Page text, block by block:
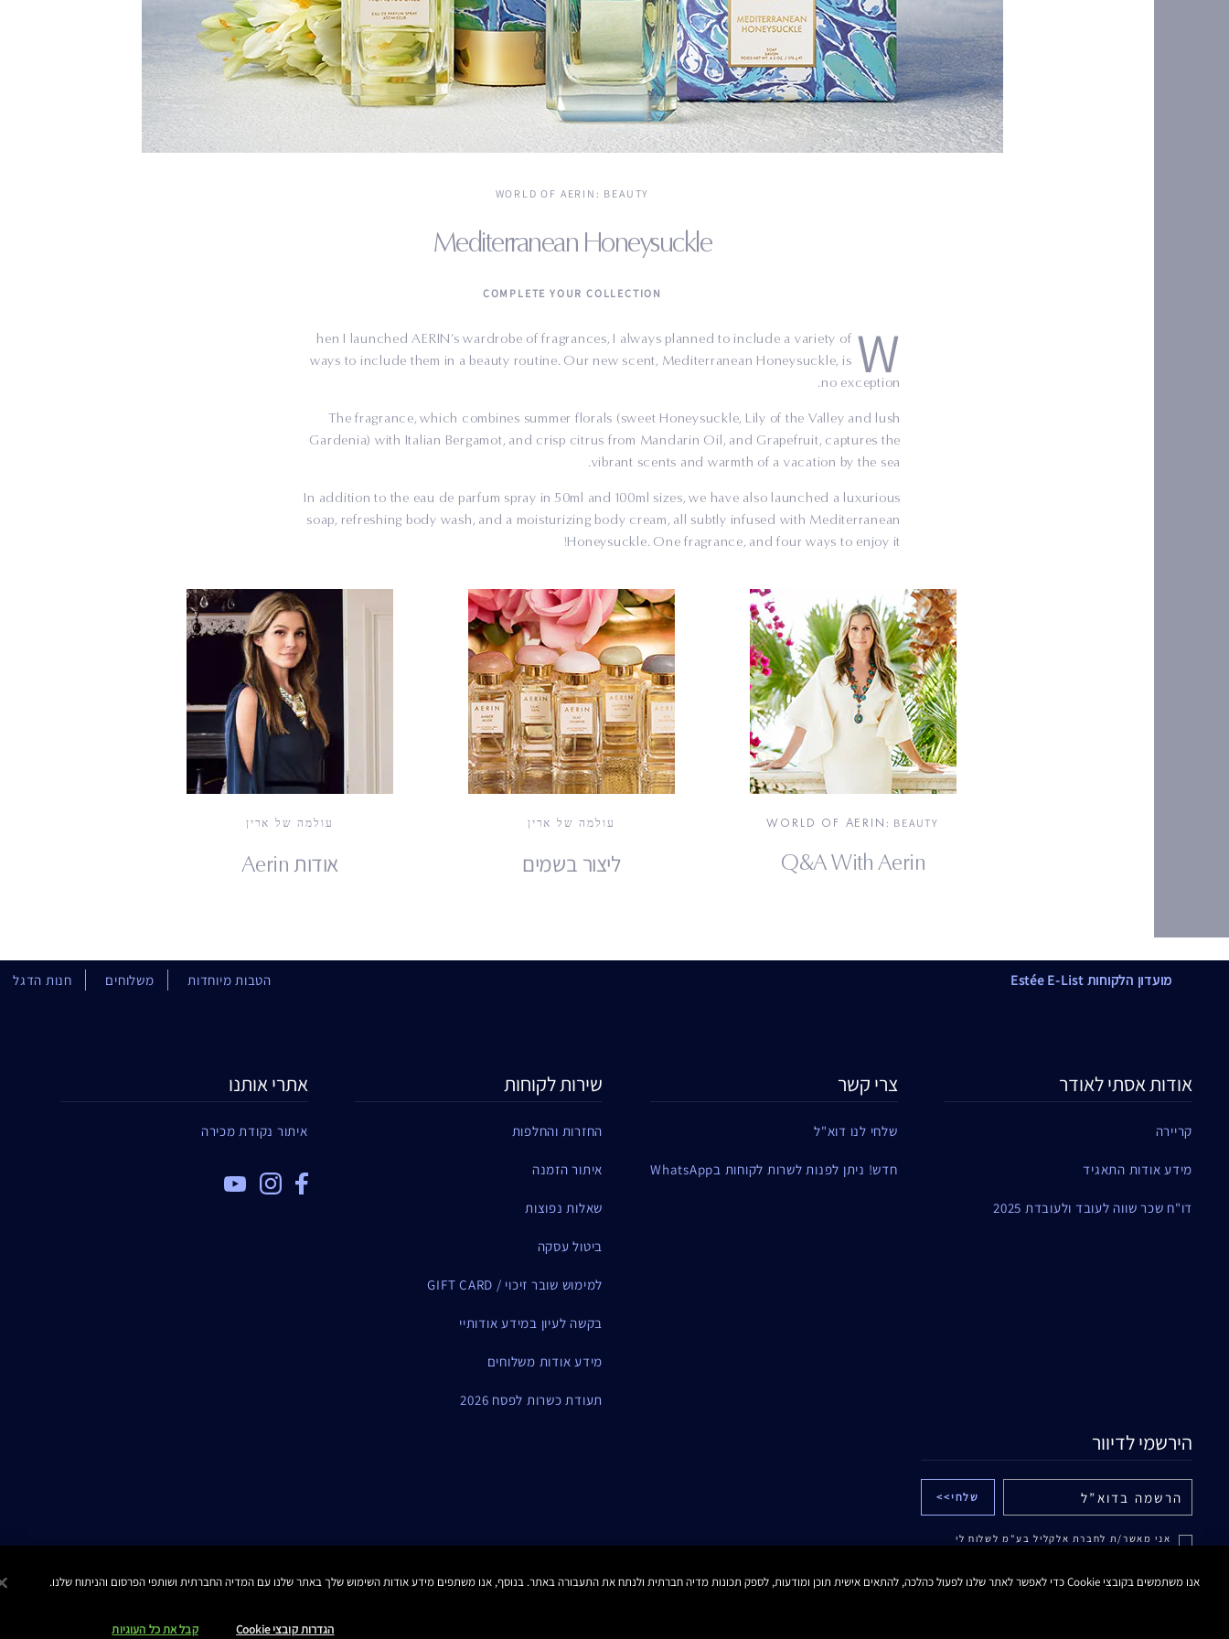
WORLD OF AERIN : BEAUTY
Mediterranean Honeysuckle
COMPLETE YOUR COLLECTION
W
hen I launched AERIN’s wardrobe of fragrances, I always planned to include a variety of
ways to include them in a beauty routine. Our new scent, Mediterranean Honeysuckle, is
no exception.
The fragrance, which combines summer florals (sweet Honeysuckle, Lily of the Valley and lush
Gardenia) with Italian Bergamot, and crisp citrus from Mandarin Oil, and Grapefruit, captures the
vibrant scents and warmth of a vacation by the sea.
In addition to the eau de parfum spray in 50ml and 100ml sizes, we have also launched a luxurious
soap, refreshing body wash, and a moisturizing body cream, all subtly infused with Mediterranean
Honeysuckle. One fragrance, and four ways to enjoy it!
WORLD OF AERIN : BEAUTY
Q&A With Aerin
עולמה של ארין
ליצור בשמים
עולמה של ארין
אודות Aerin
מועדון הלקוחות Estée E-List הטבות מיוחדות משלוחים חנות הדגל
אודות אסתי לאודר
קריירה
מידע אודות התאגיד
דו"ח שכר שווה לעובד ולעובדת 2025
צרי קשר
שלחי לנו דוא"ל
חדש! ניתן לפנות לשרות לקוחות בWhatsApp
שירות לקוחות
החזרות והחלפות
איתור הזמנה
שאלות נפוצות
ביטול עסקה
למימוש שובר זיכוי / GIFT CARD
בקשה לעיון במידע אודותיי
מידע אודות משלוחים
תעודת כשרות לפסח 2026
אתרי אותנו
איתור נקודת מכירה
הירשמי לדיוור
אני מאשר/ת לחברת אלקליל בע"מ לשלוח לי
לאודר. לפרטים נוספים ראה/ימדיניות הפרטיות.
ידוע לי כי אוכל לבטל את הסכמתי בכל עת.
אנו משתמשים בקובצי Cookie כדי לאפשר לאתר שלנו לפעול כהלכה, להתאים אישית תוכן ומודעות, לספק תכונות מדיה חברתית ולנתח את התעבורה באתר. בנוסף, אנו משתפים מידע אודות השימוש שלך באתר שלנו עם המדיה החברתית ושותפי הפרסום והניתוח שלנו.
הגדרות קובצי Cookie קבל את כל העוגיות